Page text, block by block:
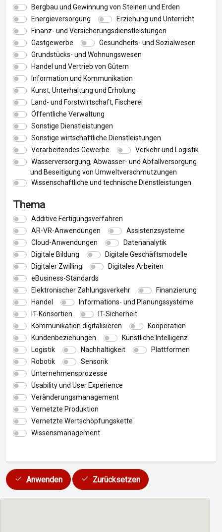
Bergbau und Gewinnung von Steinen und Erden
Energieversorgung
Erziehung und Unterricht
Finanz- und Versicherungsdienstleistungen
Gastgewerbe
Gesundheits- und Sozialwesen
Grundstücks- und Wohnungswesen
Handel und Vertrieb von Gütern
Information und Kommunikation
Kunst, Unterhaltung und Erholung
Land- und Forstwirtschaft, Fischerei
Öffentliche Verwaltung
Sonstige Dienstleistungen
Sonstige wirtschaftliche Dienstleistungen
Verarbeitendes Gewerbe
Verkehr und Logistik
Wasserversorgung, Abwasser- und Abfallversorgung
und Beseitigung von Umweltverschmutzungen
Wissenschaftliche und technische Dienstleistungen
Thema
Additive Fertigungsverfahren
AR-VR-Anwendungen
Assistenzsysteme
Cloud-Anwendungen
Datenanalytik
Digitale Bildung
Digitale Geschäftsmodelle
Digitaler Zwilling
Digitales Arbeiten
eBusiness-Standards
Elektronischer Zahlungsverkehr
Finanzierung
Handel
Informations- und Planungssysteme
IT-Konsortien
IT-Sicherheit
Kommunikation digitalisieren
Kooperation
Kundenbeziehungen
Künstliche Intelligenz
Logistik
Nachhaltigkeit
Plattformen
Robotik
Sensorik
Unternehmensprozesse
Usability und User Experience
Veränderungsmanagement
Vernetzte Produktion
Vernetzte Wertschöpfungskette
Wissensmanagement
Anwenden Zurücksetzen